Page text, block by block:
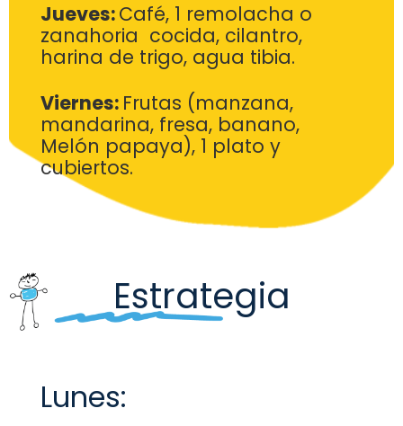
Jueves:Café, 1 remolacha o
zanahoria cocida, cilantro,
harina de trigo, agua tibia.
Viernes: Frutas (manzana,
mandarina, fresa, banano,
Melón papaya), 1 plato y
cubiertos.
Estrategia
Lunes: